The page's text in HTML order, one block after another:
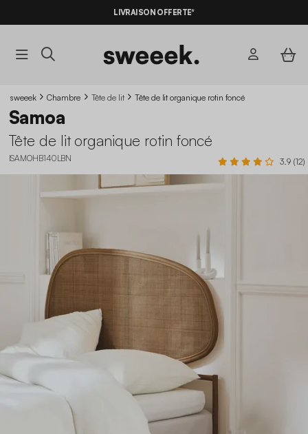
LIVRAISON OFFERTE*
sweeek Chambre Tête de lit Tête de lit organique rotin foncé
Samoa
Tête de lit organique rotin foncé
ISAMOHB140LBN 3.9 (12)